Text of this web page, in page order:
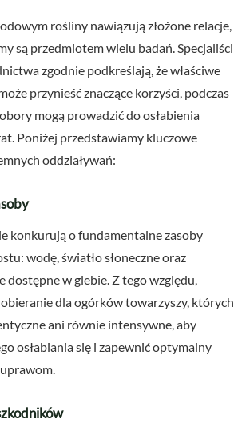
rośliny nawiązują złożone relacje,
są przedmiotem wielu badań. Specjaliści
zgodnie podkreślają, że właściwe
przynieść znaczące korzyści, podczas
mogą prowadzić do osłabienia
Poniżej przedstawiamy kluczowe
oddziaływań:
konkurują o fundamentalne zasoby
wodę, światło słoneczne oraz
dostępne w glebie. Z tego względu,
dla ogórków towarzyszy, których
ani równie intensywne, aby
osłabiania się i zapewnić optymalny